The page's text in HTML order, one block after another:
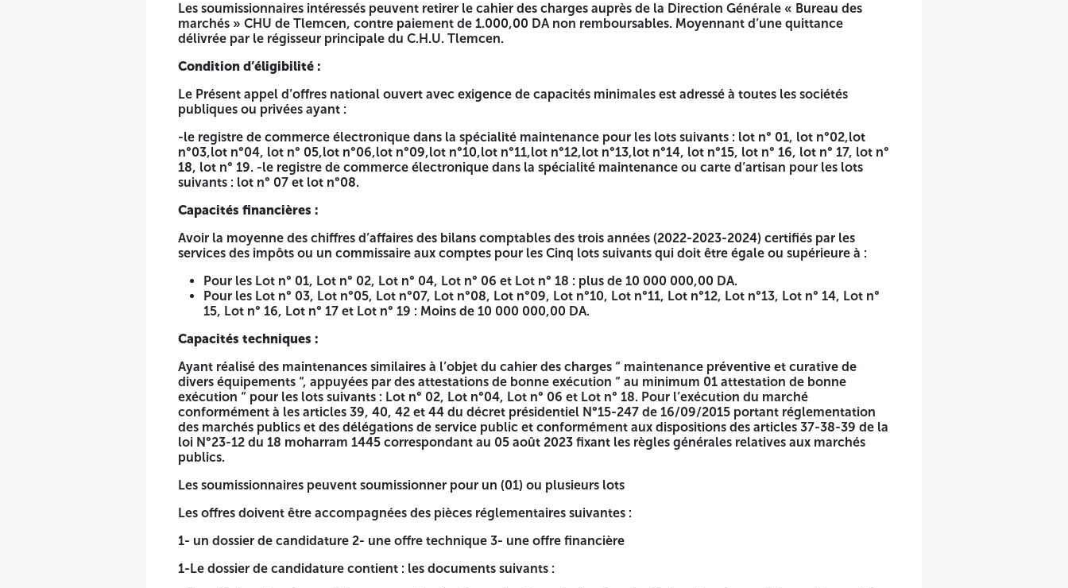
N° d’identification fiscale du contractant :0962 130 190825 24
APPEL D’OFFRES NATIONAL OUVERT AVEC EXIGENCE DE CAPACITES MINIMALES N° 03/2026
"Maintenance préventive et curative de divers équipements et matériels en lots séparés"
LOT N° 01 : MAINTENANCE DES EQUIPEMENTS DE REANIMATION ET BLOC OPERATOIRE DE MARQUE COMEN. LOT N° 02 : MAINTENANCE DES EQUIPEMENTS DE REANIMATION
ET BLOC OPERATOIRE. LOT N° 03 : MAINTENANCE DES EQUIPEMENTS DE RADIOLOGIE CONVENTIONNELLES FIXES ET MOBILES. LOT N° 04 : MAINTENANCE DES EQUIPEMENTS
DE STERILISATION. LOT N° 05 : MAINTENANCE DES FAUTEUILS DENTAIRES. LOT N° 06 : MAINTENANCE DES EQUIPEMENTS DES FLUIDES MEDICAUX. LOT N° 07 : MAINTENANCE
DES ASCENSEURS. LOT N° 08 : MAINTENANCE DES EQUIPEMENTS DE FROId ET CLIMATISATION. LOT N° 09 : MAINTENANCE D’ECHOGRAPHIE DE MARQUE ALOKA. LOT N° 10 :
MAINTENANCE DES EQUIPEMENTS DE REPROGRAPHIE. LOT N° 11 : MAINTENANCE DES EQUIPEMENTS DE SCANNER DE MARQUE SINOVISION. LOT N° 12 : MAINTENANCE DES
EQUIPEMENTS DE MARQUE ZEISS. LOT N° 13 : MAINTENANCE DES EQUIPEMENTS D’ENDOSCOPIE PENTAX MEDICAL. LOT N° 14 : MAINTENANCE DES EQUIPEMENTS DE DIALYSE
DE LA MARQUE FRESENIUS ET NIPRO ET APPAREILS D’APHERESE. LOT N° 15 : MAINTENANCE DES EQUIPEMENTS DE DIALYSE DE LA MARQUE SWS LOT N° 16 : MAINTENANCE DE
MAMMOGRAPHIE DE MARQUE HOLOGIC LOT N° 17 : MAINTENANCE DE L’ANGIOGRAPHIE DE CATHETERISME ALLURA FD 10 DE MARQUE PHILIPS. LOT N° 18 : MAINTENANCE DES
EQUIPEMENTS DE MARQUE GE. LOT N° 19 : MAINTENANCE DE GAMMA CAMERA MEDISO SERVICE MÉDECINE NUCLÉAIRE.
Conformément aux dispositions du Décret présidentiel N°15-247 du 16/09/2015 portant réglementation des marchés publics et des délégations de service public et
conformément aux dispositions de la loi N°23-12 du 18 moharram 1445 correspondant au 05 août 2023 fixant les règles générales relatives aux marchés publics.
Un Appel d’offres national Ouvert avec exigence de capacités minimales N°03/2026 est lancé Pour maintenance préventive et curative de divers équipements et matériels en lots
séparés Au Profit Centre Hospitalo-universitaire Dr.Tidjani Damerdji Tlemcen.
Les soumissionnaires intéressés peuvent retirer le cahier des charges auprès de la Direction Générale « Bureau des marchés » CHU de Tlemcen, contre paiement de 1.000,00 DA
non remboursables. Moyennant d’une quittance délivrée par le régisseur principale du C.H.U. Tlemcen.
Le Présent appel d’offres national ouvert avec exigence de capacités minimales est adressé à toutes les sociétés publiques ou privées ayant :
-le registre de commerce électronique dans la spécialité maintenance pour les lots suivants : lot n° 01, lot n°02,lot n°03,lot n°04, lot n° 05,lot n°06,lot n°09,lot n°10,lot n°11,lot
n°12,lot n°13,lot n°14, lot n°15, lot n° 16, lot n° 17, lot n° 18, lot n° 19. -le registre de commerce électronique dans la spécialité maintenance ou carte d’artisan pour les lots
suivants : lot n° 07 et lot n°08.
Avoir la moyenne des chiffres d’affaires des bilans comptables des trois années (2022-2023-2024) certifiés par les services des impôts ou un commissaire aux comptes pour les
Cinq lots suivants qui doit être égale ou supérieure à :
Pour les Lot n° 01, Lot n° 02, Lot n° 04, Lot n° 06 et Lot n° 18 : plus de 10 000 000,00 DA.
Pour les Lot n° 03, Lot n°05, Lot n°07, Lot n°08, Lot n°09, Lot n°10, Lot n°11, Lot n°12, Lot n°13, Lot n° 14, Lot n° 15, Lot n° 16, Lot n° 17 et Lot n° 19 : Moins de 10 000 000,00
Les soumissionnaires intéressés peuvent retirer le cahier des charges auprès de la Direction Générale « Bureau des
marchés » CHU de Tlemcen, contre paiement de 1.000,00 DA non remboursables. Moyennant d’une quittance
délivrée par le régisseur principale du C.H.U. Tlemcen.
Condition d’éligibilité :
Le Présent appel d’offres national ouvert avec exigence de capacités minimales est adressé à toutes les sociétés
publiques ou privées ayant :
-le registre de commerce électronique dans la spécialité maintenance pour les lots suivants : lot n° 01, lot n°02,lot
n°03,lot n°04, lot n° 05,lot n°06,lot n°09,lot n°10,lot n°11,lot n°12,lot n°13,lot n°14, lot n°15, lot n° 16, lot n° 17, lot n°
18, lot n° 19. -le registre de commerce électronique dans la spécialité maintenance ou carte d’artisan pour les lots
suivants : lot n° 07 et lot n°08.
Capacités financières :
Avoir la moyenne des chiffres d’affaires des bilans comptables des trois années (2022-2023-2024) certifiés par les
services des impôts ou un commissaire aux comptes pour les Cinq lots suivants qui doit être égale ou supérieure à :
Pour les Lot n° 01, Lot n° 02, Lot n° 04, Lot n° 06 et Lot n° 18 : plus de 10 000 000,00 DA.
Pour les Lot n° 03, Lot n°05, Lot n°07, Lot n°08, Lot n°09, Lot n°10, Lot n°11, Lot n°12, Lot n°13, Lot n° 14, Lot n°
15, Lot n° 16, Lot n° 17 et Lot n° 19 : Moins de 10 000 000,00 DA.
Capacités techniques :
Ayant réalisé des maintenances similaires à l’objet du cahier des charges “ maintenance préventive et curative de
divers équipements “, appuyées par des attestations de bonne exécution “ au minimum 01 attestation de bonne
exécution “ pour les lots suivants : Lot n° 02, Lot n°04, Lot n° 06 et Lot n° 18. Pour l’exécution du marché
conformément à les articles 39, 40, 42 et 44 du décret présidentiel N°15-247 de 16/09/2015 portant réglementation
des marchés publics et des délégations de service public et conformément aux dispositions des articles 37-38-39 de la
loi N°23-12 du 18 moharram 1445 correspondant au 05 août 2023 fixant les règles générales relatives aux marchés
publics.
Les soumissionnaires peuvent soumissionner pour un (01) ou plusieurs lots
Les offres doivent être accompagnées des pièces réglementaires suivantes :
1- un dossier de candidature 2- une offre technique 3- une offre financière
1-Le dossier de candidature contient : les documents suivants :